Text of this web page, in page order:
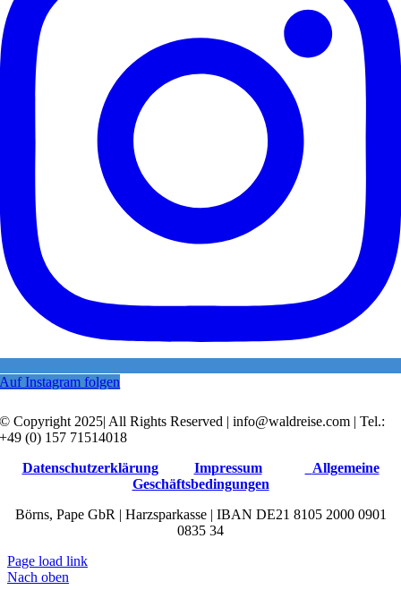
Auf Instagram folgen
© Copyright 2025| All Rights Reserved | info@waldreise.com | Tel.:
+49 (0) 157 71514018
Datenschutzerklärung
Impressum
Allgemeine
Geschäftsbedingungen
Börns, Pape GbR | Harzsparkasse | IBAN DE21 8105 2000 0901
0835 34
Page load link
Nach oben